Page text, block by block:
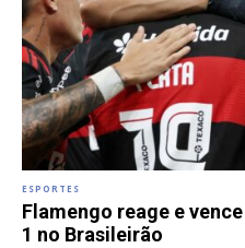
ESPORTES
Flamengo reage e
1 no Brasileirão